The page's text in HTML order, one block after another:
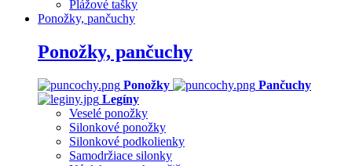
Plážové tašky
Ponožky, pančuchy
Ponožky, pančuchy
Ponožky
Pančuchy
Legíny
Veselé ponožky
Silonkové ponožky
Silonkové podkolienky
Samodržiace silonky